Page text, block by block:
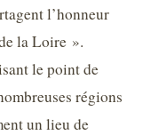
l’honneur
la Loire ».
le point de
régions
un lieu de